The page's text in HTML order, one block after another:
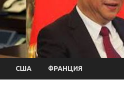
США ФРАНЦИЯ